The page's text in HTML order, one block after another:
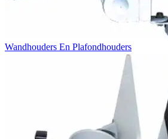
Wandhouders En Plafondhouders